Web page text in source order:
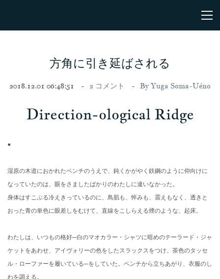
方角に引き延ばされる
2018.12.01 06:48:51 2 コメント By Yuga Soma-Uéno
Direction-ological Ridge
●
湿原の木道におかれたベンチのうえで、 鈍くかがやく鉄鋼のように仰向けに
なっていたのは、 眼をさましたばかりのわたしに違いなかった。
身体はすこぶる冷えきっているのに、鳥肌も、悴みも、 震えもなく、透きと
おった青の単色に眼差しをむけて、 直線をこしらえる煙のような、起床。
わたしは、いつもの格好─白のマオカラー・ シャツに暗めのテーラード・ジャ
ケットをあわせ、 アイヴォリーの色をしたスラックスをつけ、茶色のタッセ
ル・ ローファーを履いている─をしていた。ベンチから立ちあがり、 衣服のし
わを調える。